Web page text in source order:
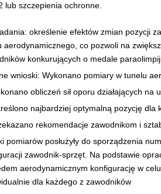
lub szczepienia ochronne.
określenie efektów zmian pozycji
aerodynamicznego, co pozwoli na
konkurujących o medale
wnioski: Wykonano pomiary w tunelu
obliczeń sił oporu działających na
najbardziej optymalną pozycję dla
rekomendacje zawodnikom i
pomiarów posłużyły do sporządzenia
zawodnik-sprzęt. Na podstawie
aerodynamicznym konfigurację w
dla każdego z zawodników